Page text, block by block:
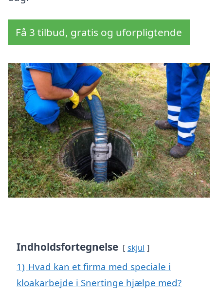
Få 3 tilbud, gratis og uforpligtende
Indholdsfortegnelse skjul
1) Hvad kan et firma med speciale i
kloakarbejde i Snertinge hjælpe med?